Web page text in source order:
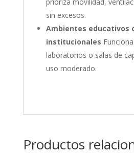
sin excesos.
Ambientes educativos
institucionales
laboratorios o salas de
uso moderado.
Productos